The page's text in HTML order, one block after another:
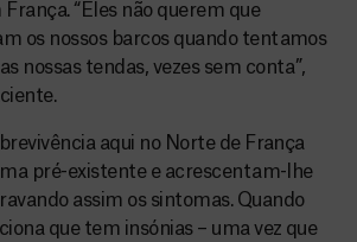
“Eles não querem que
os nossos barcos quando tentamos
nossas tendas, vezes sem conta”,
aqui no Norte de França
pré-existente e acrescentam-lhe
assim os sintomas. Quando
que tem insónias – uma vez que